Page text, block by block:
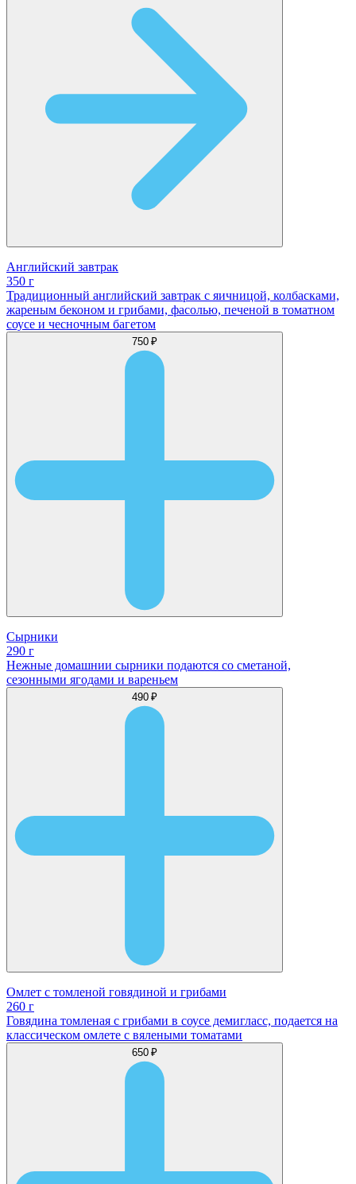
Английский завтрак
350 г
Традиционный английский завтрак с яичницой, колбасками,
жареным беконом и грибами, фасолью, печеной в томатном
соусе и чесночным багетом
750 ₽
Сырники
290 г
Нежные домашнии сырники подаются со сметаной,
сезонными ягодами и вареньем
490 ₽
Омлет с томленой говядиной и грибами
260 г
Говядина томленая с грибами в соусе демигласс, подается на
классическом омлете с вялеными томатами
650 ₽